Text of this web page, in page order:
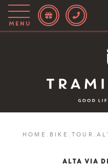
Menu
HOME . BIKE .TOUR .
ALTA VIA